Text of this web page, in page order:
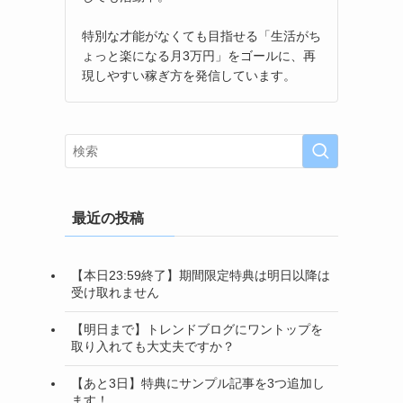
特別な才能がなくても目指せる「生活がち
ょっと楽になる月3万円」をゴールに、再
現しやすい稼ぎ方を発信しています。
最近の投稿
【本日23:59終了】期間限定特典は明日以降は
受け取れません
【明日まで】トレンドブログにワントップを
取り入れても大丈夫ですか？
【あと3日】特典にサンプル記事を3つ追加し